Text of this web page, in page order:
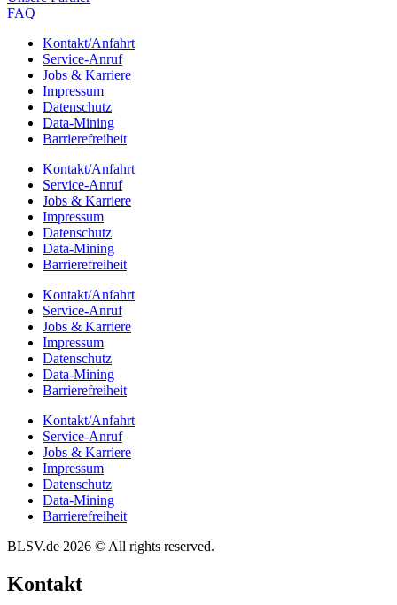
FAQ
Kontakt/​​Anfahrt
Service-Anruf
Jobs & Karriere
Impres­sum
Daten­schutz
Data-Mining
Barrie­re­frei­heit
Kontakt/​​Anfahrt
Service-Anruf
Jobs & Karriere
Impres­sum
Daten­schutz
Data-Mining
Barrie­re­frei­heit
Kontakt/​​Anfahrt
Service-Anruf
Jobs & Karriere
Impres­sum
Daten­schutz
Data-Mining
Barrie­re­frei­heit
Kontakt/​​Anfahrt
Service-Anruf
Jobs & Karriere
Impres­sum
Daten­schutz
Data-Mining
Barrie­re­frei­heit
BLSV.de 2026 © All rights reserved.
Kontakt